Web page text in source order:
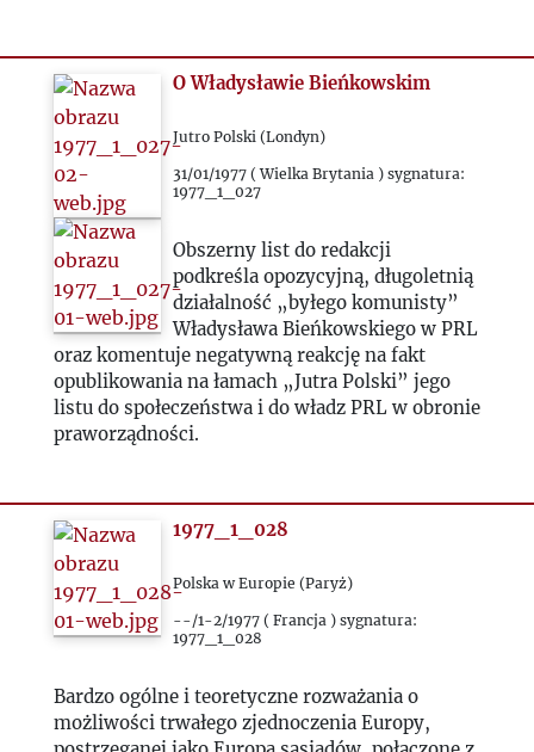
O Władysławie Bieńkowskim
Jutro Polski (Londyn)
31/01/1977 ( Wielka Brytania ) sygnatura:
1977_1_027
Obszerny list do redakcji
podkreśla opozycyjną, długoletnią
działalność „byłego komunisty”
Władysława Bieńkowskiego w PRL
oraz komentuje negatywną reakcję na fakt
opublikowania na łamach „Jutra Polski” jego
listu do społeczeństwa i do władz PRL w obronie
praworządności.
1977_1_028
Polska w Europie (Paryż)
--/1-2/1977 ( Francja ) sygnatura:
1977_1_028
Bardzo ogólne i teoretyczne rozważania o
możliwości trwałego zjednoczenia Europy,